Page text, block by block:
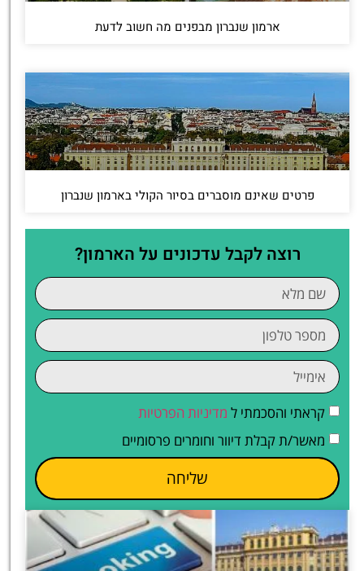
ארמון שנברון מבפנים מה חשוב לדעת
פרטים שאינם מוסברים בסיור הקולי בארמון שנברון
רוצה לקבל עדכונים על הארמון?
קראתי והסכמתי ל מדיניות הפרטיות
מאשר/ת קבלת דיוור וחומרים פרסומיים
שליחה